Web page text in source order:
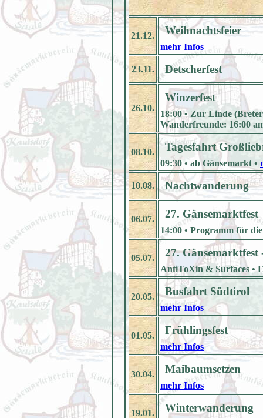
21.12. Weihnachtsfeier
mehr Infos
23.11. Detscherfest
26.10.
Winzerfest
18:00 • Zur Linde
Wanderfreunde: 16:00
08.10. Tagesfahrt
09:30 • ab Gänsemarkt •
10.08. Nachtwanderung
06.07. 27. Gänsemarktfest
14:00 • Programm für
05.07. 27. Gänsemarktfest
AntiToXin & Surfaces •
20.05. Busfahrt Südtirol
mehr Infos
01.05. Frühlingsfest
mehr Infos
30.04. Maibaumsetzen
mehr Infos
19.01. Winterwanderung